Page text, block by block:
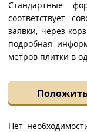
Стандартные
соответствует
заявки, через
подробная
метров плитки в
Нет